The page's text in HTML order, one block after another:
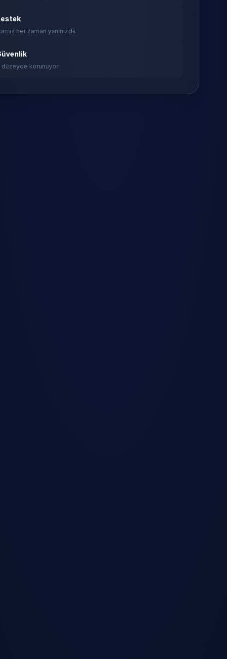
her zaman yanınızda
düzeyde korunuyor